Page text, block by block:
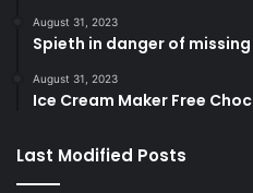
August 31, 2023
Spieth in danger of
August 31, 2023
Ice Cream Maker Free
Last Modified Posts